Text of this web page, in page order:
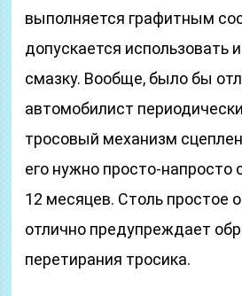
выполняется графитным
допускается использовать
смазку. Вообще, было бы
автомобилист
тросовый механизм
его нужно просто-напросто
12 месяцев. Столь простое
отлично предупреждает
перетирания тросика.